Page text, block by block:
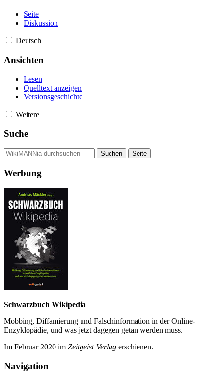
Seite
Diskussion
Deutsch
Ansichten
Lesen
Quelltext anzeigen
Versionsgeschichte
Weitere
Suche
Werbung
Schwarzbuch Wikipedia
Mobbing, Diffamierung und Falsch­information in der Online-
Enzyklo­pädie, und was jetzt da­gegen getan werden muss.
Im Februar 2020 im Zeit­geist-Verlag erschienen.
Navigation